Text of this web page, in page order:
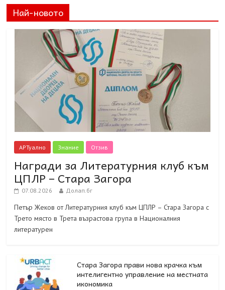
Най-новото
АРТуално Знание Отзив
Награди за Литературния клуб към
ЦПЛР – Стара Загора
07.08.2026 Долап.бг
Петър Жеков от Литературния клуб към ЦПЛР – Стара Загора с
Трето място в Трета възрастова група в Националния
литературен
Стара Загора прави нова крачка към
интелигентно управление на местната
икономика